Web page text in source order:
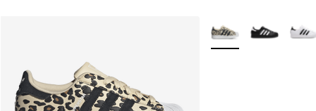
Plus de couleurs